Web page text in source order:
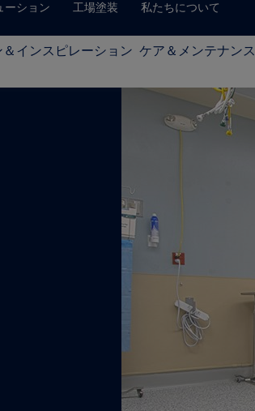
ーション 工場塗装 私たちについて
＆インスピレーション ケア＆メンテナンス